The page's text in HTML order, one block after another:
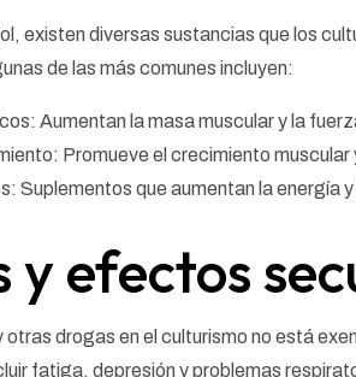
existen diversas sustancias que los
de las más comunes incluyen:
Aumentan la masa muscular y la
Promueve el crecimiento muscular
Suplementos que aumentan la energía
y efectos
otras drogas en el culturismo no está
fatiga, depresión y problemas